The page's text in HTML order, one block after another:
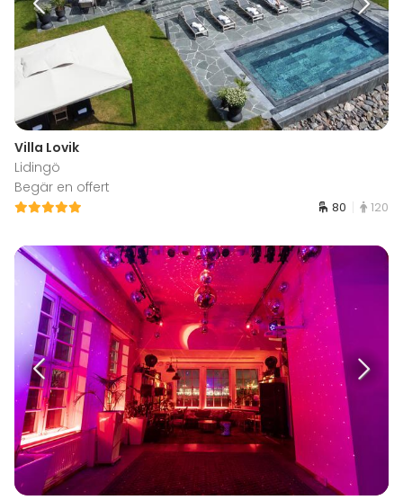
Villa Lovik
Lidingö
Begär en offert
80 120